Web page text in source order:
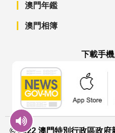
澳門年鑑
澳門相簿
下載手
© 2022 澳門特別行政區政府